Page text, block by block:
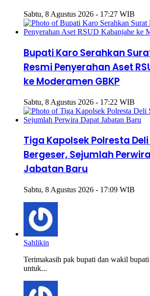
Sabtu, 8 Agustus 2026 - 17:27 WIB
Bupati Karo Serahkan
Resmi Penyerahan Aset
ke Moderamen GBKP
Sabtu, 8 Agustus 2026 - 17:22 WIB
Tiga Kapolsek Polresta
Bergeser, Sejumlah Perwira
Terimakasih pak bupati dan wakil bupati